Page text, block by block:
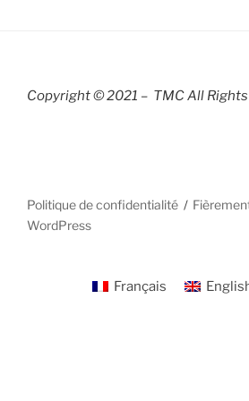
Copyright © 2021 – TMC All Rights
Politique de confidentialité
WordPress
Français